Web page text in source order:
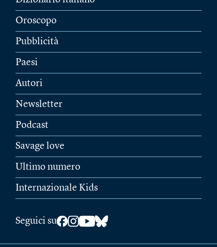
Oroscopo
Pubblicità
Paesi
Autori
Newsletter
Podcast
Savage love
Ultimo numero
Internazionale Kids
Seguici su